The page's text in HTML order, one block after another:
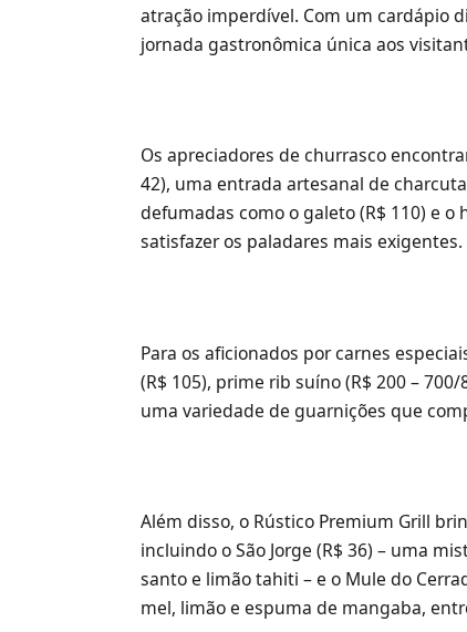
atração imperdível. Com um cardápio
jornada gastronômica única aos
Os apreciadores de churrasco
42), uma entrada artesanal de
defumadas como o galeto (R$ 110) e
satisfazer os paladares mais exigentes.
Para os aficionados por carnes
(R$ 105), prime rib suíno (R$ 200 –
uma variedade de guarnições que
Além disso, o Rústico Premium Grill
incluindo o São Jorge (R$ 36) – uma
santo e limão tahiti – e o Mule do
mel, limão e espuma de mangaba,